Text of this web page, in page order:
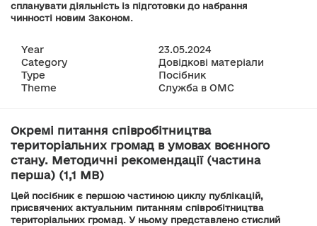
спланувати діяльність із підготовки до набрання
чинності новим Законом.
Year
23.05.2024
Category
Довідкові матеріали
Type
Посібник
Theme
Служба в ОМС
Окремі питання співробітництва
територіальних громад в умовах воєнного
стану. Методичні рекомендації (частина
перша) (1,1 MB)
Цей посібник є першою частиною циклу публікацій,
присвячених актуальним питанням співробітництва
територіальних громад. У ньому представлено стислий